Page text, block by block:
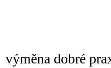
výměna dobré